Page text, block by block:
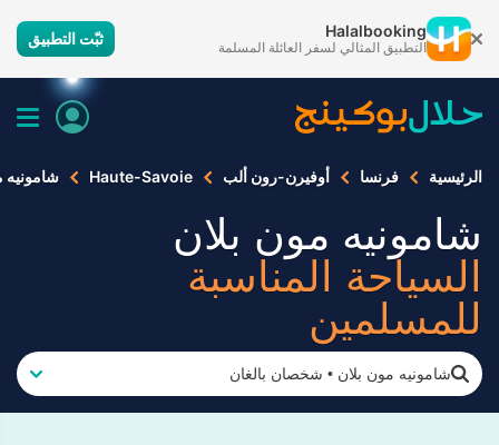
Halalbooking
التطبيق المثالي لسفر العائلة المسلمة ثبّت التطبيق
الرئيسية فرنسا أوفيرن-رون ألب ‎Haute-Savoie شامونيه
شامونيه مون بلان
السياحة المناسبة
للمسلمين
شامونيه مون بلان • شخصان بالغان